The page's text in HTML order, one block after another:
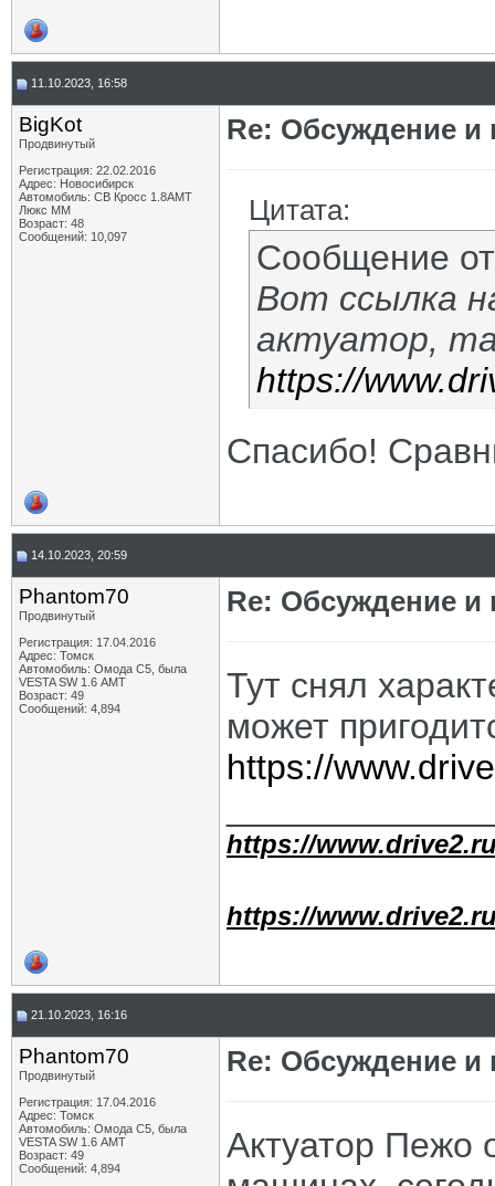
11.10.2023, 16:58
BigKot
Продвинутый
Регистрация: 22.02.2016
Адрес: Новосибирск
Автомобиль: СВ Кросс 1.8АМТ
Люкс ММ
Возраст: 48
Сообщений: 10,097
Re: Обсуждение
Цитата:
Сообщение
Вот ссылка
актуатор,
https://
Спасибо!
14.10.2023, 20:59
Phantom70
Продвинутый
Регистрация: 17.04.2016
Адрес: Томск
Автомобиль: Омода С5, была
VESTA SW 1.6 АМТ
Возраст: 49
Сообщений: 4,894
Re: Обсуждение
Тут снял
может
https://
https://
https://
21.10.2023, 16:16
Phantom70
Продвинутый
Регистрация: 17.04.2016
Адрес: Томск
Автомобиль: Омода С5, была
VESTA SW 1.6 АМТ
Возраст: 49
Сообщений: 4,894
Re: Обсуждение
Актуатор Пежо